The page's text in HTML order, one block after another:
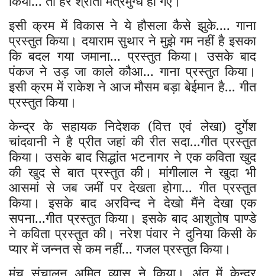
इसी क्रम में विकास ने ये हौसला कैसे झुके.... गाना
प्रस्तुत किया। दयाराम सुथार ने मुझे गम नहीं है इसका
कि बदल गया जमाना... प्रस्तुत किया। उसके बाद
पंकज ने उड़ जा काले कौआ... गाना प्रस्तुत किया।
इसी क्रम में राकेश ने आज मौसम बड़ा बेईमान है... गीत
प्रस्तुत किया।
केन्द्र के सहायक निदेशक (वित्त एवं लेखा) दुर्गेश
चांदवानी ने है प्रीत जहां की रीत सदा...गीत प्रस्तुत
किया। उसके बाद सिद्धांत भटनागर ने एक कविता खुद
की खुद से बात प्रस्तुत की। मांगीलाल ने खुदा भी
आसमां से जब जमीं पर देखता होगा... गीत प्रस्तुत
किया। इसके बाद अरविन्द ने देखो मैंने देखा एक
सपना...गीत प्रस्तुत किया। इसके बाद आशुतोष पाण्डे
ने कविता प्रस्तुत की। नरेश पंवार ने दुनिया किसी के
प्यार में जन्नत से कम नहीं... गजल प्रस्तुत किया।
मंच संचालन अमित व्यास ने किया। अंत में केन्द्र